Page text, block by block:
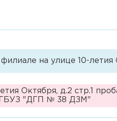
на улице 10-летия
Октября, д.2 стр.1
ГБУЗ "ДГП № 38 ДЗМ"